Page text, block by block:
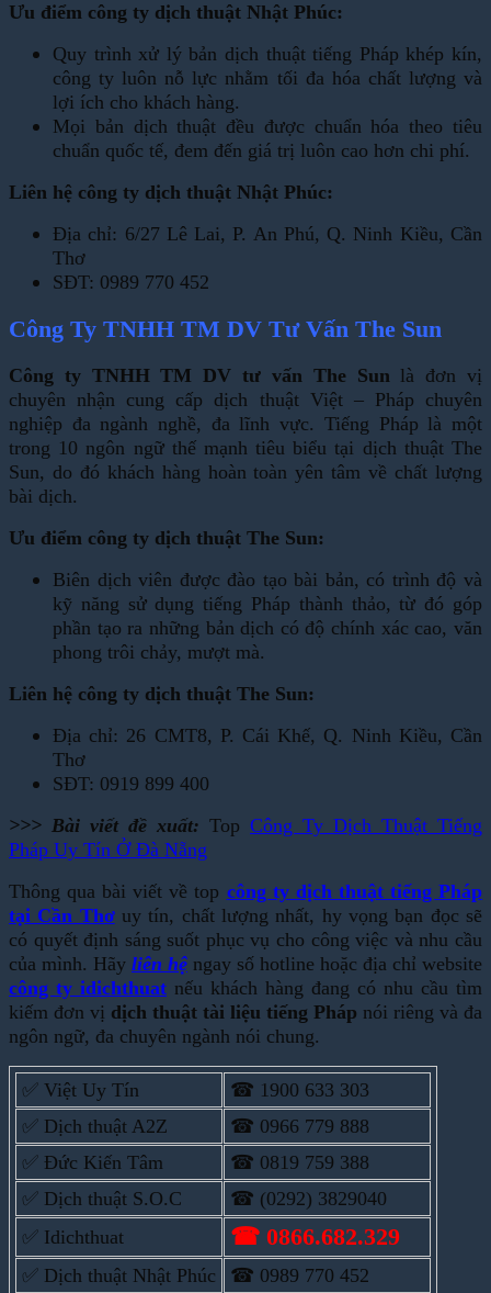
Ưu điểm công ty dịch thuật Nhật Phúc:
Quy trình xử lý bản dịch thuật tiếng Pháp khép kín,
công ty luôn nỗ lực nhằm tối đa hóa chất lượng và
lợi ích cho khách hàng.
Mọi bản dịch thuật đều được chuẩn hóa theo tiêu
chuẩn quốc tế, đem đến giá trị luôn cao hơn chi phí.
Liên hệ công ty dịch thuật Nhật Phúc:
Địa chỉ: 6/27 Lê Lai, P. An Phú, Q. Ninh Kiều, Cần
Thơ
SĐT: 0989 770 452
Công Ty TNHH TM DV Tư Vấn The Sun
Công ty TNHH TM DV tư vấn The Sunlà đơn vị
chuyên nhận cung cấp dịch thuật Việt – Pháp chuyên
nghiệp đa ngành nghề, đa lĩnh vực. Tiếng Pháp là một
trong 10 ngôn ngữ thế mạnh tiêu biểu tại dịch thuật The
Sun, do đó khách hàng hoàn toàn yên tâm về chất lượng
bài dịch.
Ưu điểm công ty dịch thuật The Sun:
Biên dịch viên được đào tạo bài bản, có trình độ và
kỹ năng sử dụng tiếng Pháp thành thảo, từ đó góp
phần tạo ra những bản dịch có độ chính xác cao, văn
phong trôi chảy, mượt mà.
Liên hệ công ty dịch thuật The Sun:
Địa chỉ: 26 CMT8, P. Cái Khế, Q. Ninh Kiều, Cần
Thơ
SĐT: 0919 899 400
>>> Bài viết đề xuất: Top Công Ty Dịch Thuật Tiếng
Pháp Uy Tín Ở Đà Nẵng
Thông qua bài viết về top công ty dịch thuật tiếng Pháp
tại Cần Thơuy tín, chất lượng nhất, hy vọng bạn đọc sẽ
có quyết định sáng suốt phục vụ cho công việc và nhu cầu
của mình. Hãy liên hệ ngay số hotline hoặc địa chỉ website
công ty idichthuat nếu khách hàng đang có nhu cầu tìm
kiếm đơn vị dịch thuật tài liệu tiếng Pháp nói riêng và đa
ngôn ngữ, đa chuyên ngành nói chung.
✅ Việt Uy Tín
☎ 1900 633 303
✅ Dịch thuật A2Z
☎ 0966 779 888
✅ Đức Kiến Tâm
☎ 0819 759 388
✅ Dịch thuật S.O.C
☎ (0292) 3829040
✅ Idichthuat
☎ 0866.682.329
✅ Dịch thuật Nhật Phúc
☎ 0989 770 452